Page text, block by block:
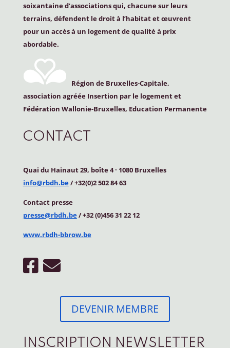
soixantaine d’associations qui, chacune sur leurs
terrains, défendent le droit à l’habitat et œuvrent
pour un accès à un logement de qualité à prix
abordable.
Région de Bruxelles-Capitale,
association agréée Insertion par le logement et
Fédération Wallonie-Bruxelles, Education Permanente
CONTACT
Quai du Hainaut 29, boîte 4· 1080 Bruxelles
info@rbdh.be/ +32(0)2 502 84 63
Contact presse
presse@rbdh.be/ +32 (0)456 31 22 12
www.rbdh-bbrow.be
DEVENIR MEMBRE
INSCRIPTION NEWSLETTER